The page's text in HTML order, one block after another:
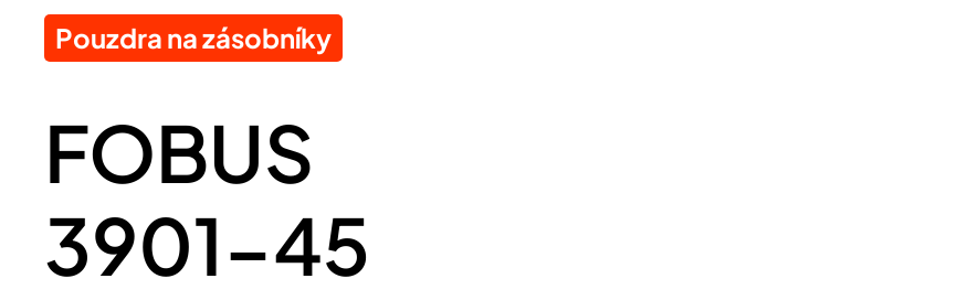
Pouzdra na zásobníky
FOBUS
3901-45